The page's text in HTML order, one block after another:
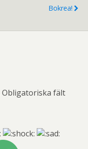
Bokrea!
Obligatoriska fält